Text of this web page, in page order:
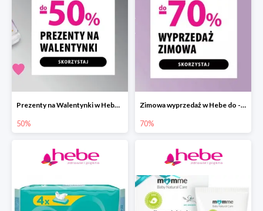
Prezenty na Walentynki w Hebe do -50%
50%
Zimowa wyprzedaż w Hebe do -70%
70%